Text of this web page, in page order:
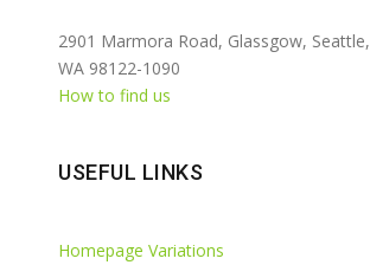
2901 Marmora Road, Glassgow, Seattle,
WA 98122-1090
How to find us
USEFUL LINKS
Homepage Variations